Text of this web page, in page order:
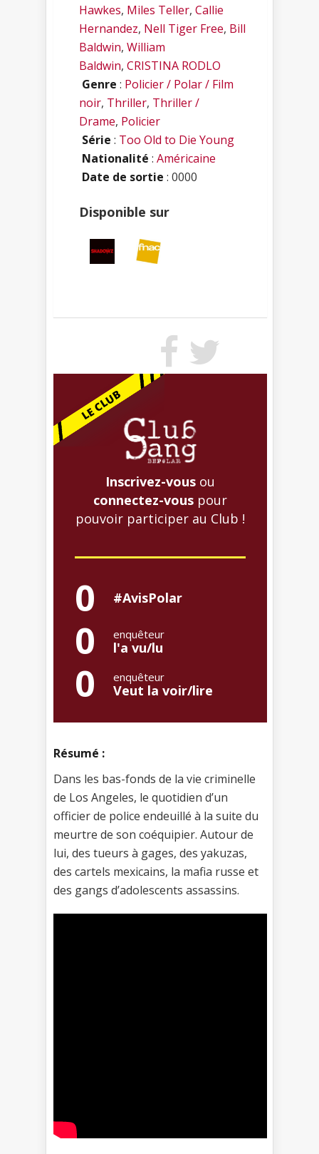
Hawkes, Miles Teller, Callie
Hernandez, Nell Tiger Free, Bill
Baldwin, William
Baldwin, CRISTINA RODLO
Genre : Policier / Polar / Film
noir, Thriller, Thriller /
Drame, Policier
Série : Too Old to Die Young
Nationalité : Américaine
Date de sortie : 0000
Disponible sur
Inscrivez-vous ou
connectez-vous pour
pouvoir participer au Club !
0 #AvisPolar
0 enquêteur
l'a vu/lu
0 enquêteur
Veut la voir/lire
Résumé :
Dans les bas-fonds de la vie criminelle
de Los Angeles, le quotidien d’un
officier de police endeuillé à la suite du
meurtre de son coéquipier. Autour de
lui, des tueurs à gages, des yakuzas,
des cartels mexicains, la mafia russe et
des gangs d’adolescents assassins.